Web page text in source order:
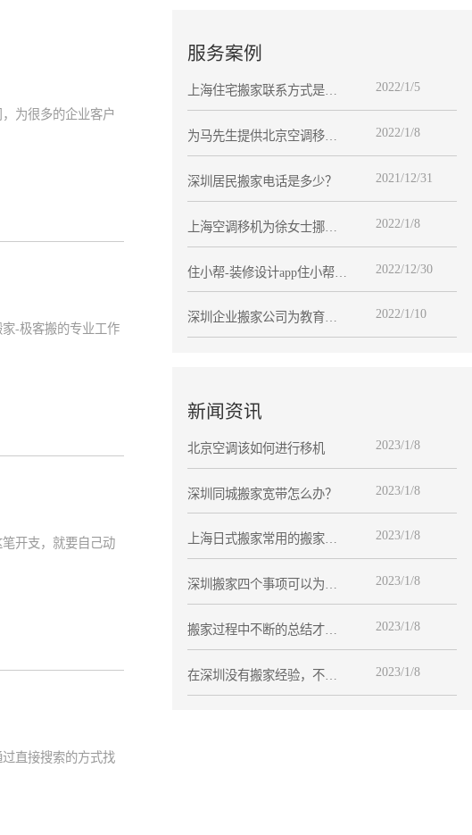
为很多的企业客户
-极客搬的专业工作
开支，就要自己动
直接搜索的方式找
服务案例
上海住宅搬家联系方式是多
少？
2022/1/5
为马先生提供北京空调移机
服务
2022/1/8
深圳居民搬家电话是多少？ 2021/12/31
上海空调移机为徐女士挪运
空调
2022/1/8
住小帮-装修设计app住小帮以
专业优势，助力企业数字营
销道路上更高
2022/12/30
深圳企业搬家公司为教育企
业搬迁
2022/1/10
新闻资讯
北京空调该如何进行移机 2023/1/8
深圳同城搬家宽带怎么办？ 2023/1/8
上海日式搬家常用的搬家材
料有哪些
2023/1/8
深圳搬家四个事项可以为您
节省时间
2023/1/8
搬家过程中不断的总结才能
成为专业搬家
2023/1/8
在深圳没有搬家经验，不知
如何是好？
2023/1/8